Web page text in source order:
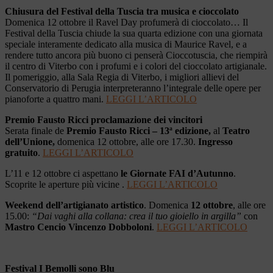
Chiusura del Festival della Tuscia tra musica e cioccolato
Domenica 12 ottobre il Ravel Day profumerà di cioccolato… Il
Festival della Tuscia chiude la sua quarta edizione con una giornata
speciale interamente dedicato alla musica di Maurice Ravel, e a
rendere tutto ancora più buono ci penserà Cioccotuscia, che riempirà
il centro di Viterbo con i profumi e i colori del cioccolato artigianale.
Il pomeriggio, alla Sala Regia di Viterbo, i migliori allievi del
Conservatorio di Perugia interpreteranno l’integrale delle opere per
pianoforte a quattro mani. LEGGI L’ARTICOLO
Premio Fausto Ricci proclamazione dei vincitori
Serata finale de Premio Fausto Ricci – 13ª edizione, al Teatro
dell’Unione, domenica 12 ottobre, alle ore 17.30. Ingresso
gratuito. LEGGI L’ARTICOLO
L’11 e 12 ottobre ci aspettano le Giornate FAI d’Autunno.
Scoprite le aperture più vicine . LEGGI L’ARTICOLO
Weekend dell’artigianato artistico. Domenica 12 ottobre, alle ore
15.00: “Dai vaghi alla collana: crea il tuo gioiello in argilla” con
Mastro Cencio Vincenzo Dobboloni. LEGGI L’ARTICOLO
Festival I Bemolli sono Blu